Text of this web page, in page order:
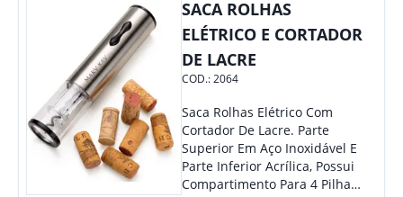
Colaboradores.
SACA ROLHAS
ELÉTRICO E CORTADOR
DE LACRE
COD.:2064
Saca Rolhas Elétrico Com
Cortador De Lacre. Parte
Superior Em Aço Inoxidável E
Parte Inferior Acrílica, Possui
Compartimento Para 4 Pilhas